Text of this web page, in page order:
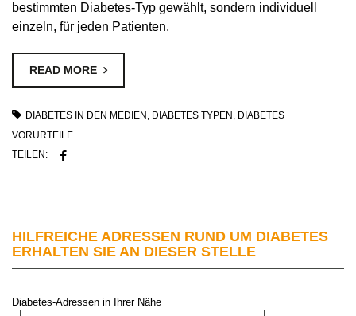
bestimmten Diabetes-Typ gewählt, sondern individuell
einzeln, für jeden Patienten.
READ MORE
DIABETES IN DEN MEDIEN , DIABETES TYPEN , DIABETES
VORURTEILE
TEILEN:
HILFREICHE ADRESSEN RUND UM DIABETES
ERHALTEN SIE AN DIESER STELLE
Diabetes-Adressen in Ihrer Nähe